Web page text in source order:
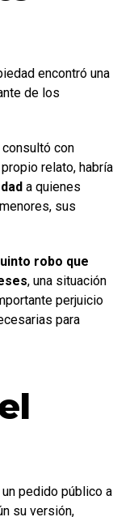
encontró una
de los
con
relato, habría
a quienes
sus
robo que
, una situación
perjuicio
para
pedido público a
su versión,